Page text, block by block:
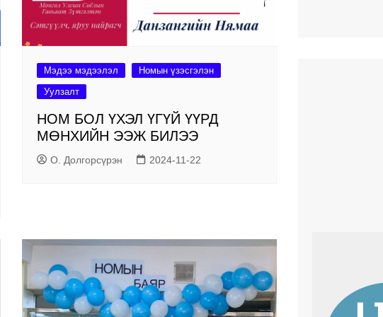
Мэдээ мэдээлэл
Номын үзэсгэлэн
Уулзалт
НОМ БОЛ ҮХЭЛ ҮГҮЙ ҮҮРД
МӨНХИЙН ЭЭЖ БИЛЭЭ
О. Долгорсүрэн 2024-11-22